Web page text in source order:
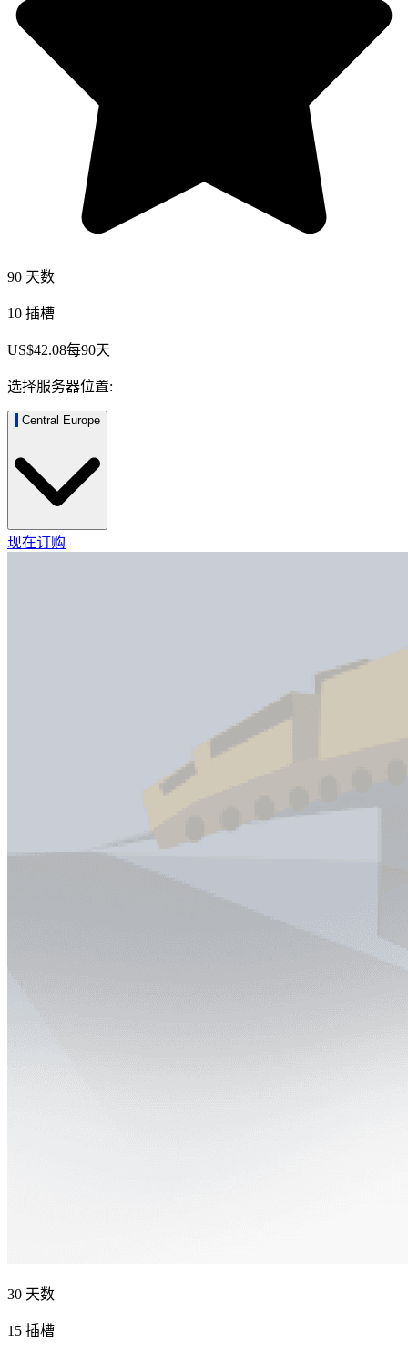
90 天数
10 插槽
US$42.08每90天
选择服务器位置:
Central Europe
现在订购
30 天数
15 插槽